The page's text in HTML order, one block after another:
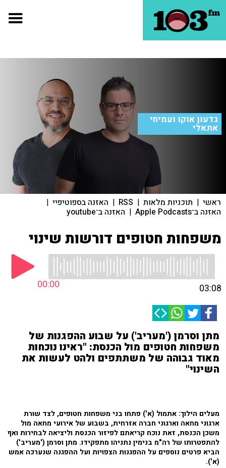
גדעון אוקו ועמיחי
אתאלי
ראשי | תוכניות מלאות |
RSS
| האזנה בספוטיפיי |
האזנה ב־Apple Podcasts | האזנה ב־youtube
משפחות חטופים דורשות שינוי
00:00 03:08
מתן וסרמן ('מעריב') על שבוע ההפגנות של
משפחות חטופים מול הכנסת: "ראינו נוכחות
מאוד גבוהה של משתתפים ולהט לעשות את
השינוי"
מעלים הילוך: אתמול (א') פתחו בני משפחות חטופים, לצד שורת
ארגוני מחאה וארגוני חברה אזרחית, בשבוע של אירועי מחאה מול
משכן הכנסת, זאת נוכח קריאתם לפיזור הכנסת וליציאה לבחירות ואף
להתפטרותו של רה"מ בנימין נתניהו מתפקידו. מתן וסרמן ('מעריב')
הביא פרטים נוספים על ההפגנות הצפויות ועל ההפגנה שנערכה אמש
(א').